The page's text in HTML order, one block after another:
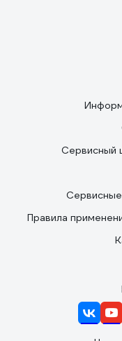
Сервисный
Правила